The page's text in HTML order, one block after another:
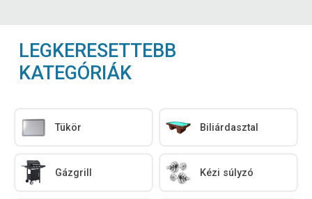
LEGKERESETTEBB
KATEGÓRIÁK
Tükör Biliárdasztal
Gázgrill Kézi súlyzó